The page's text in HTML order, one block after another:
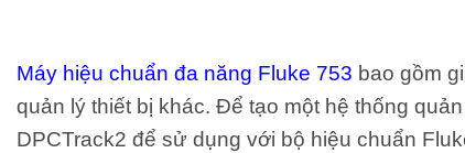
Máy hiệu chuẩn đa năng Fluke 753 bao gồm
quản lý thiết bị khác. Để tạo một hệ thống
DPCTrack2 để sử dụng với bộ hiệu chuẩn